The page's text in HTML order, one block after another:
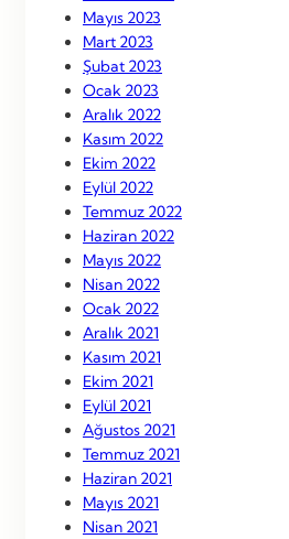
Mayıs 2023
Mart 2023
Şubat 2023
Ocak 2023
Aralık 2022
Kasım 2022
Ekim 2022
Eylül 2022
Temmuz 2022
Haziran 2022
Mayıs 2022
Nisan 2022
Ocak 2022
Aralık 2021
Kasım 2021
Ekim 2021
Eylül 2021
Ağustos 2021
Temmuz 2021
Haziran 2021
Mayıs 2021
Nisan 2021